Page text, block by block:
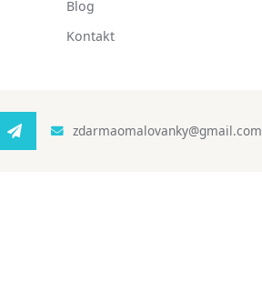
Blog
Kontakt
zdarmaomalovanky@gmail.com